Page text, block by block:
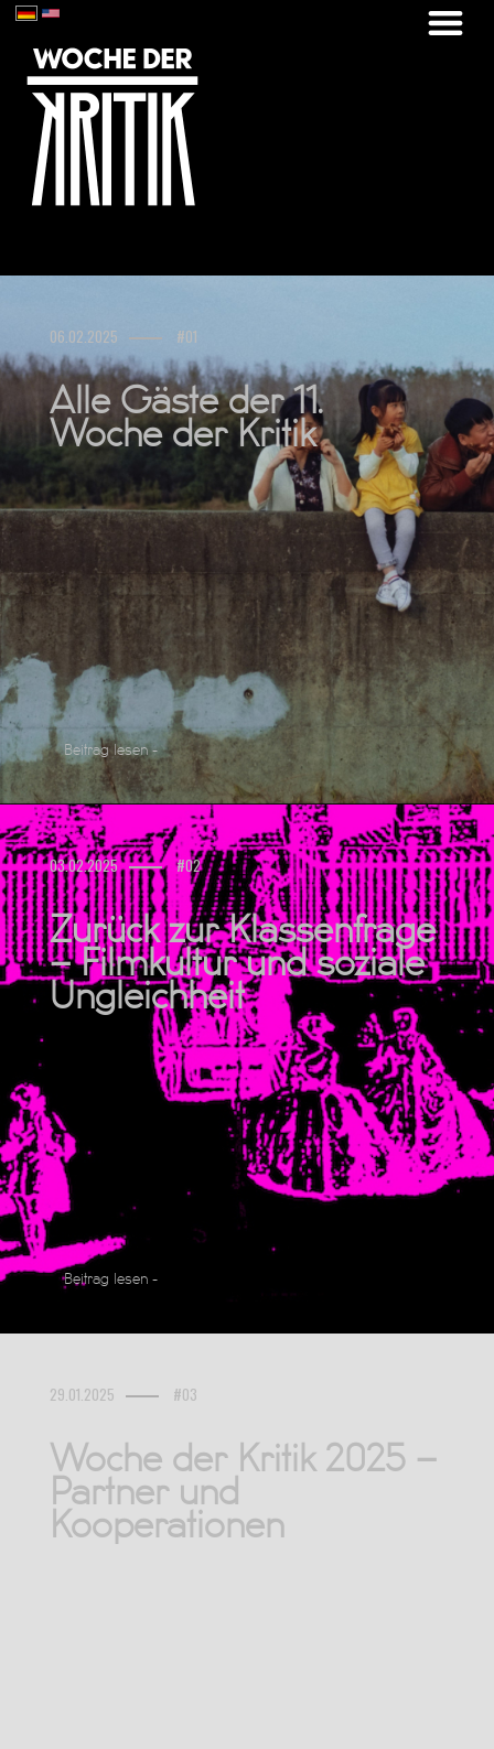
06.02.2025 #01
Alle Gäste der 11.
Woche der Kritik
Beitrag lesen -
03.02.2025 #02
Zurück zur Klassenfrage
– Filmkultur und soziale
Ungleichheit
Beitrag lesen -
29.01.2025 #03
Woche der Kritik 2025 –
Partner und
Kooperationen